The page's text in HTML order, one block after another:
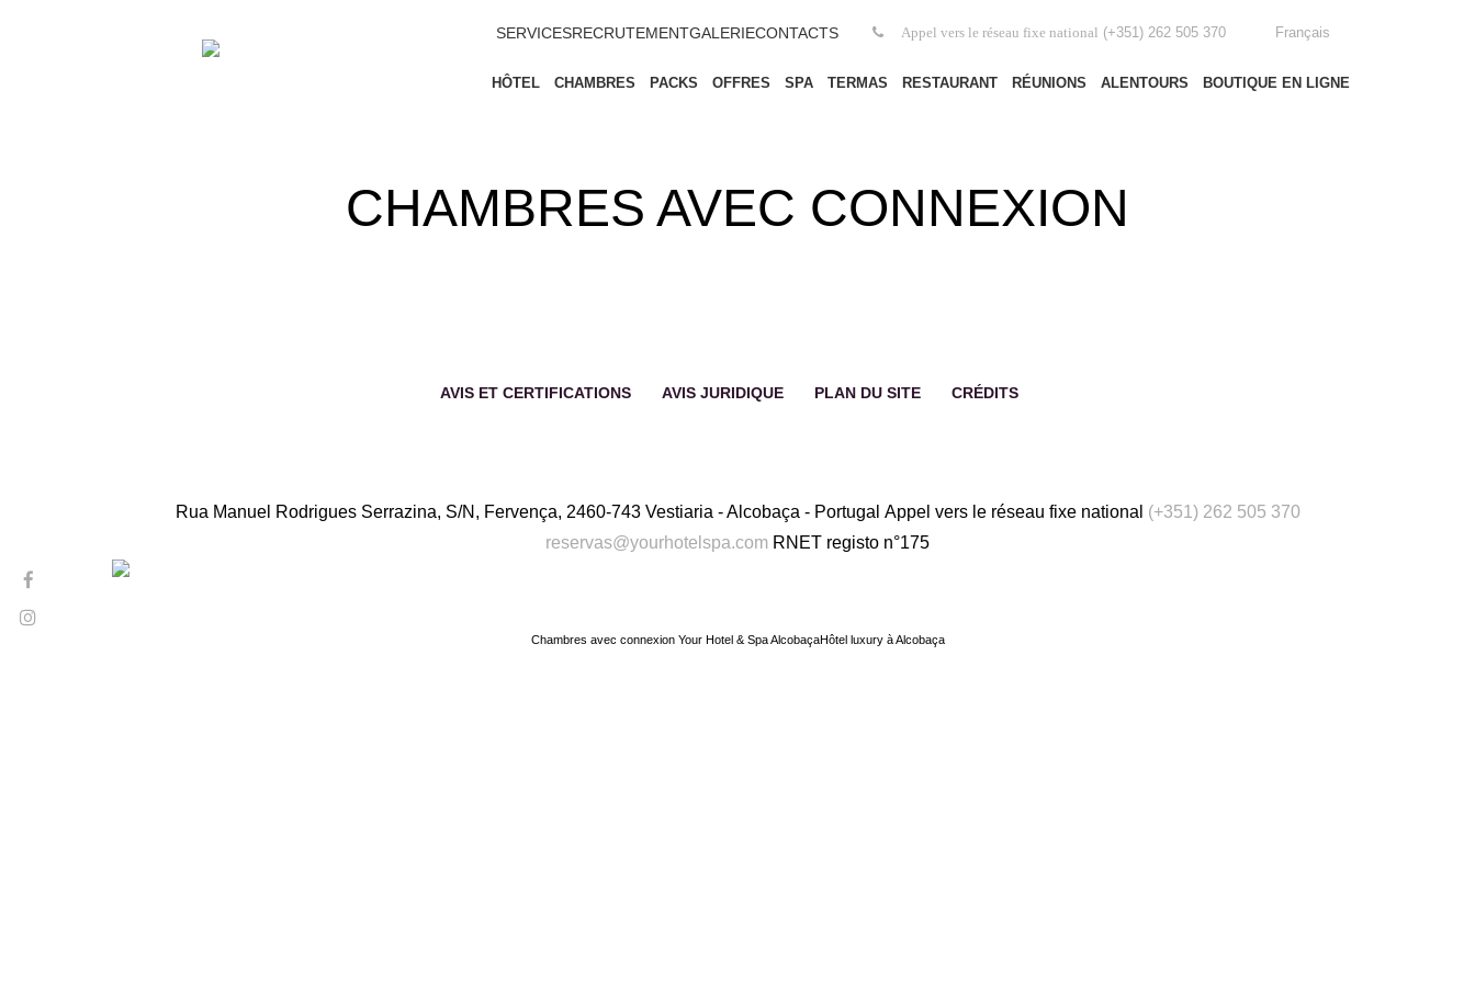
SERVICESRECRUTEMENTGALERIECONTACTS Appel vers le réseau fixe national (+351) 262 505 370 Français
HÔTEL CHAMBRES PACKS OFFRES SPA TERMAS RESTAURANT RÉUNIONS ALENTOURS BOUTIQUE EN LIGNE
CHAMBRES AVEC CONNEXION
AVIS ET CERTIFICATIONS AVIS JURIDIQUE PLAN DU SITE CRÉDITS
Rua Manuel Rodrigues Serrazina, S/N, Fervença, 2460-743 Vestiaria - Alcobaça - Portugal Appel vers le réseau fixe national (+351) 262 505 370
reservas@yourhotelspa.com RNET registo n°175
Chambres avec connexion Your Hotel & Spa AlcobaçaHôtel luxury à Alcobaça